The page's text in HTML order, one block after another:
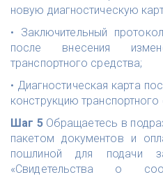
новую диагностическую
• Заключительный
после внесения
транспортного средства;
• Диагностическая карта
конструкцию транспортного
Шаг 5Обращаетесь в
пакетом документов и
пошлиной для подачи
«Свидетельства о